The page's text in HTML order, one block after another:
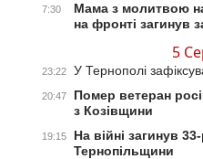
7:30
Мама з молитвою
на фронті загинув
5
23:22 У Тернополі
20:47
Помер ветеран
з Козівщини
19:15
На війні загинув
Тернопільщини